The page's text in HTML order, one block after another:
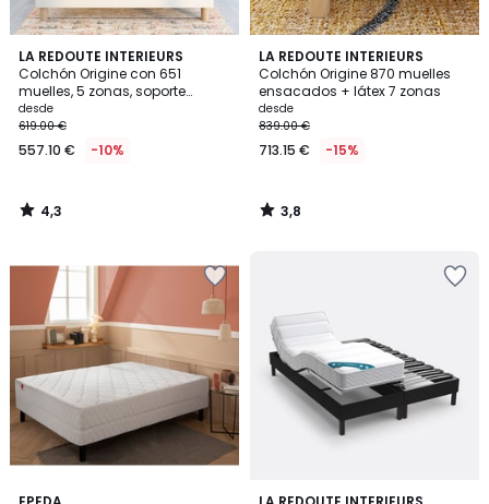
LA REDOUTE INTERIEURS
Colchón Origine con 651
muelles, 5 zonas, soporte
semifirme, sensación inicial
envolvente
desde
619.00 €
557.10 € -10%
4,3
/ 5
4,3
/
LA REDOUTE INTERIEURS
Colchón Origine 870 muelles
ensacados + látex 7 zonas
desde
839.00 €
713.15 € -15%
3,8
/ 5
3,8
/
4,7
4,7